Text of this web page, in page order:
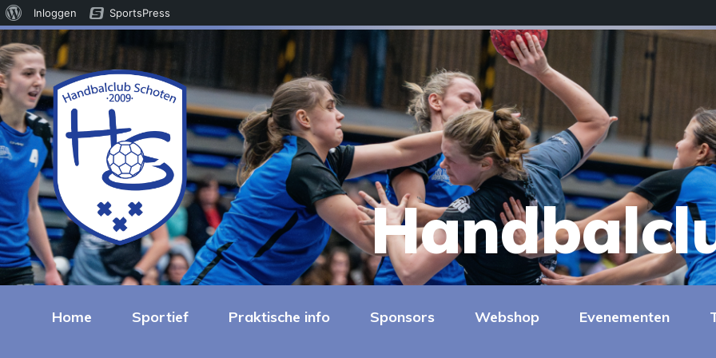
Home Sportief Praktische info Sponsors Webshop Evenementen
Over
WordPress
Inloggen
SportsPress